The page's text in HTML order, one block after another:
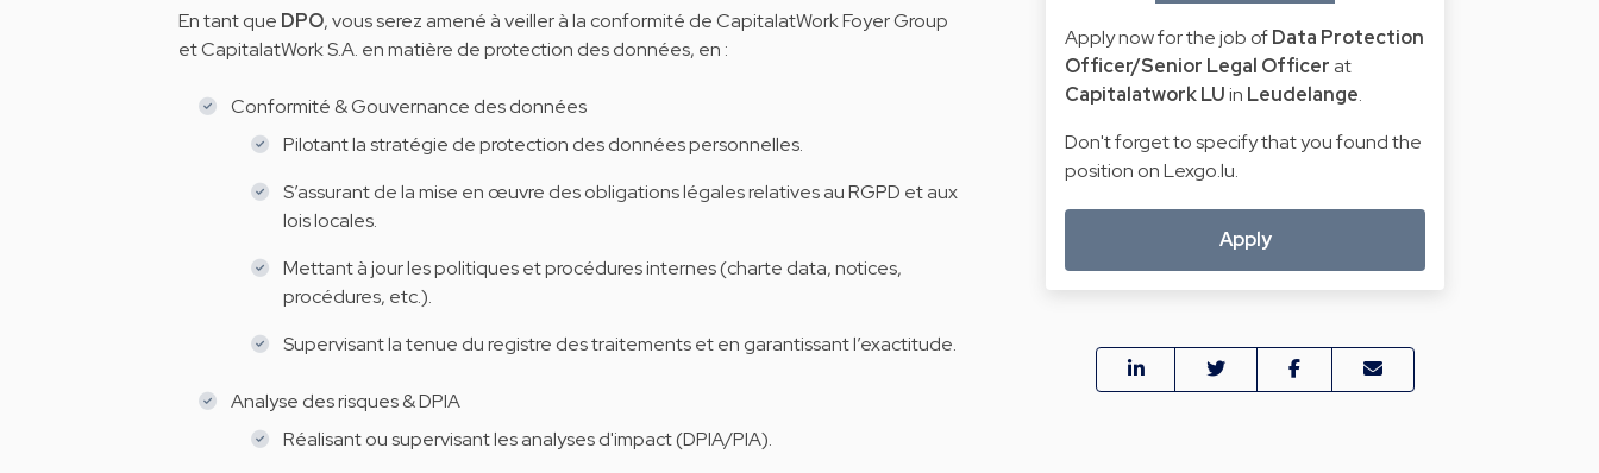
En tant que DPO, vous serez amené à veiller à la conformité de CapitalatWork Foyer Group
et CapitalatWork S.A. en matière de protection des données, en :
Conformité & Gouvernance des données
Pilotant la stratégie de protection des données personnelles.
S’assurant de la mise en œuvre des obligations légales relatives au RGPD et aux
lois locales.
Mettant à jour les politiques et procédures internes (charte data, notices,
procédures, etc.).
Supervisant la tenue du registre des traitements et en garantissant l’exactitude.
Analyse des risques & DPIA
Réalisant ou supervisant les analyses d'impact (DPIA/PIA).
Apply now for the job ofData Protection
Officer/Senior Legal Officer at
Capitalatwork LUin Leudelange.
Don't forget to specify that you found the
position on Lexgo.lu.
Apply